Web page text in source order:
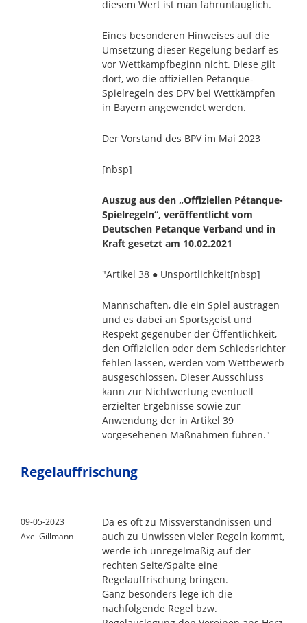
diesem Wert ist man fahruntauglich.
Eines besonderen Hinweises auf die
Umsetzung dieser Regelung bedarf es
vor Wettkampfbeginn nicht. Diese gilt
dort, wo die offiziellen Petanque-
Spielregeln des DPV bei Wettkämpfen
in Bayern angewendet werden.
Der Vorstand des BPV im Mai 2023
[nbsp]
Auszug aus den „Offiziellen Pétanque-
Spielregeln“, veröffentlicht vom
Deutschen Petanque Verband und in
Kraft gesetzt am 10.02.2021
"Artikel 38 ● Unsportlichkeit[nbsp]
Mannschaften, die ein Spiel austragen
und es dabei an Sportsgeist und
Respekt gegenüber der Öffentlichkeit,
den Offiziellen oder dem Schiedsrichter
fehlen lassen, werden vom Wettbewerb
ausgeschlossen. Dieser Ausschluss
kann zur Nichtwertung eventuell
erzielter Ergebnisse sowie zur
Anwendung der in Artikel 39
vorgesehenen Maßnahmen führen."
Regelauffrischung
09-05-2023
Axel Gillmann
Da es oft zu Missverständnissen und
auch zu Unwissen vieler Regeln kommt,
werde ich unregelmäßig auf der
rechten Seite/Spalte eine
Regelauffrischung bringen.
Ganz besonders lege ich die
nachfolgende Regel bzw.